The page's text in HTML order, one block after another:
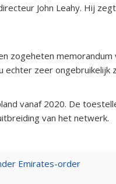
John Leahy. Hij
zogeheten
zeer ongebruikelijk
vanaf 2020. De
van het netwerk.
Emirates-order